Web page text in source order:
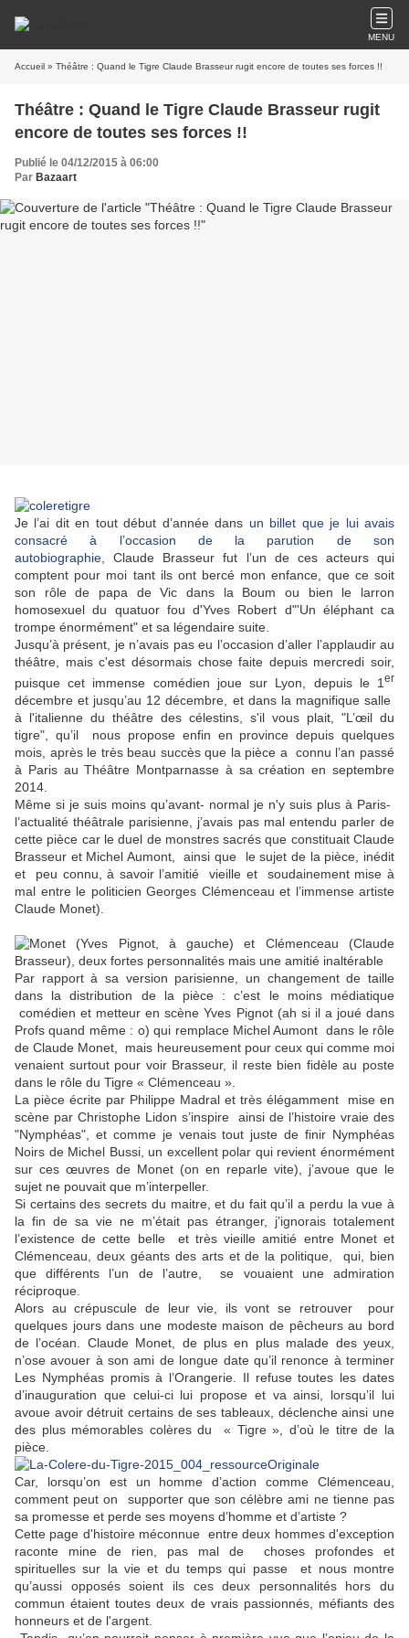
MENU
Accueil » Théâtre : Quand le Tigre Claude Brasseur rugit encore de toutes ses forces !!
Théâtre : Quand le Tigre Claude Brasseur rugit
encore de toutes ses forces !!
Publié le 04/12/2015 à 06:00
Par Bazaart
Je l’ai dit en tout début d’année dans un billet que je lui avais
consacré à l’occasion de la parution de son
autobiographie,Claude Brasseur fut l’un de ces acteurs qui
comptent pour moi tant ils ont bercé mon enfance, que ce soit
son rôle de papa de Vic dans la Boum ou bien le larron
homosexuel du quatuor fou d'Yves Robert d"'Un éléphant ca
trompe énormément" et sa légendaire suite.
Jusqu’à présent, je n’avais pas eu l’occasion d’aller l’applaudir au
théâtre, mais c'est désormais chose faite depuis mercredi soir,
puisque cet immense comédien joue sur Lyon, depuis le 1 er
décembre et jusqu’au 12 décembre, et dans la magnifique salle
à l'italienne du théâtre des célestins, s'il vous plait, "L’œil du
tigre", qu’il nous propose enfin en province depuis quelques
mois, après le très beau succès que la pièce a connu l’an passé
à Paris au Théâtre Montparnasse à sa création en septembre
2014.
Même si je suis moins qu’avant- normal je n'y suis plus à Paris-
l’actualité théâtrale parisienne, j’avais pas mal entendu parler de
cette pièce car le duel de monstres sacrés que constituait Claude
Brasseur et Michel Aumont, ainsi que le sujet de la pièce, inédit
et peu connu, à savoir l’amitié vieille et soudainement mise à
mal entre le politicien Georges Clémenceau et l’immense artiste
Claude Monet).
Par rapport à sa version parisienne, un changement de taille
dans la distribution de la pièce : c’est le moins médiatique
comédien et metteur en scène Yves Pignot (ah si il a joué dans
Profs quand même : o) qui remplace Michel Aumont dans le rôle
de Claude Monet, mais heureusement pour ceux qui comme moi
venaient surtout pour voir Brasseur, il reste bien fidèle au poste
dans le rôle du Tigre « Clémenceau ».
La pièce écrite par Philippe Madral et très élégamment mise en
scène par Christophe Lidon s’inspire ainsi de l’histoire vraie des
"Nymphéas", et comme je venais tout juste de finir Nymphéas
Noirs de Michel Bussi, un excellent polar qui revient énormément
sur ces œuvres de Monet (on en reparle vite), j’avoue que le
sujet ne pouvait que m’interpeller.
Si certains des secrets du maitre, et du fait qu’il a perdu la vue à
la fin de sa vie ne m’était pas étranger, j’ignorais totalement
l’existence de cette belle et très vieille amitié entre Monet et
Clémenceau, deux géants des arts et de la politique, qui, bien
que différents l’un de l’autre, se vouaient une admiration
réciproque.
Alors au crépuscule de leur vie, ils vont se retrouver pour
quelques jours dans une modeste maison de pêcheurs au bord
de l’océan. Claude Monet, de plus en plus malade des yeux,
n’ose avouer à son ami de longue date qu’il renonce à terminer
Les Nymphéas promis à l’Orangerie. Il refuse toutes les dates
d’inauguration que celui-ci lui propose et va ainsi, lorsqu’il lui
avoue avoir détruit certains de ses tableaux, déclenche ainsi une
des plus mémorables colères du « Tigre », d’où le titre de la
pièce.
Car, lorsqu’on est un homme d’action comme Clémenceau,
comment peut on supporter que son célèbre ami ne tienne pas
sa promesse et perde ses moyens d’homme et d’artiste ?
Cette page d'histoire méconnue entre deux hommes d'exception
raconte mine de rien, pas mal de choses profondes et
spirituelles sur la vie et du temps qui passe et nous montre
qu’aussi opposés soient ils ces deux personnalités hors du
commun étaient toutes deux de vrais passionnés, méfiants des
honneurs et de l'argent.